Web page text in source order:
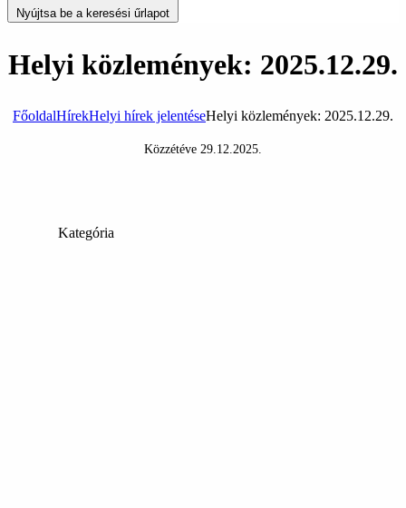
Nyújtsa be a keresési űrlapot
Helyi közlemények: 2025.12.29.
FőoldalHírekHelyi hírek jelentéseHelyi közlemények: 2025.12.29.
Közzétéve 29.12.2025.
Kategória